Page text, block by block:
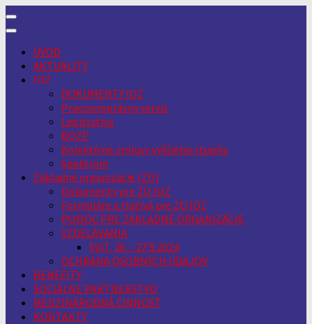
Skip
to
ÚVOD
AKTUALITY
IOZ
DOKUMENTY IOZ
Pracovnoprávny servis
Legislatíva
BOZP
Kolektívne zmluvy vyššieho stupňa
Spektrum
Základné organizácie (ZO)
Dokumenty pre ZO IOZ
Formuláre a tlačivá pre ZO IOZ
POMOC PRE ZÁKLADNÉ ORGANIZÁCIE
VZDELÁVANIA
SVIT, 26. - 27.9.2024
OCHRANA OSOBNÝCH ÚDAJOV
BENEFITY
SOCIÁLNE PARTNERSTVO
MEDZINÁRODNÁ ČINNOSŤ
KONTAKTY